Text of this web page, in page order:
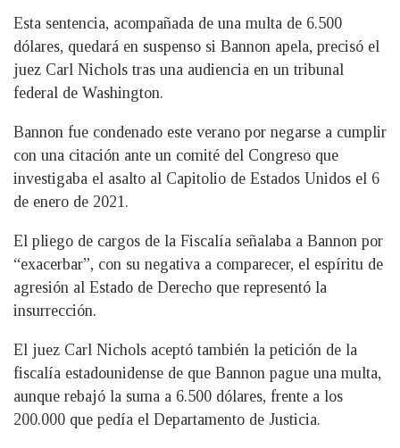
Esta sentencia, acompañada de una multa de 6.500
dólares, quedará en suspenso si Bannon apela, precisó el
juez Carl Nichols tras una audiencia en un tribunal
federal de Washington.
Bannon fue condenado este verano por negarse a cumplir
con una citación ante un comité del Congreso que
investigaba el asalto al Capitolio de Estados Unidos el 6
de enero de 2021.
El pliego de cargos de la Fiscalía señalaba a Bannon por
“exacerbar”, con su negativa a comparecer, el espíritu de
agresión al Estado de Derecho que representó la
insurrección.
El juez Carl Nichols aceptó también la petición de la
fiscalía estadounidense de que Bannon pague una multa,
aunque rebajó la suma a 6.500 dólares, frente a los
200.000 que pedía el Departamento de Justicia.